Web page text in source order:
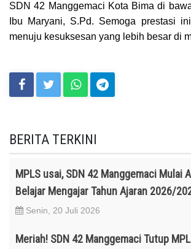
SDN 42 Manggemaci Kota Bima di
Ibu Maryani, S.Pd. Semoga prestasi
menuju kesuksesan yang lebih besar di
BERITA TERKINI
MPLS usai, SDN 42 Manggemaci Mulai
Belajar Mengajar Tahun Ajaran 2026/
Senin, 20 Juli 2026
Meriah! SDN 42 Manggemaci Tutup